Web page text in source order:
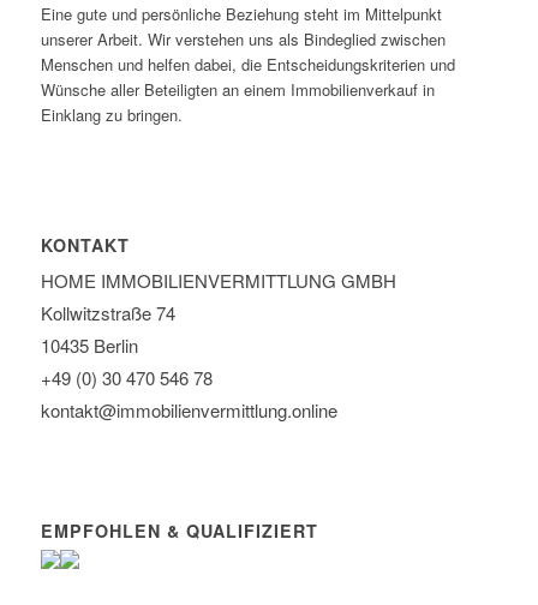
Eine gute und persönliche Beziehung steht im Mittelpunkt
unserer Arbeit. Wir verstehen uns als Bindeglied zwischen
Menschen und helfen dabei, die Entscheidungskriterien und
Wünsche aller Beteiligten an einem Immobilienverkauf in
Einklang zu bringen.
KONTAKT
HOME IMMOBILIEN­VERMITTLUNG GMBH
Kollwitzstraße 74
10435 Berlin
+49 (0) 30 470 546 78
kontakt@immobilien­vermittlung.online
EMPFOHLEN & QUALIFIZIERT